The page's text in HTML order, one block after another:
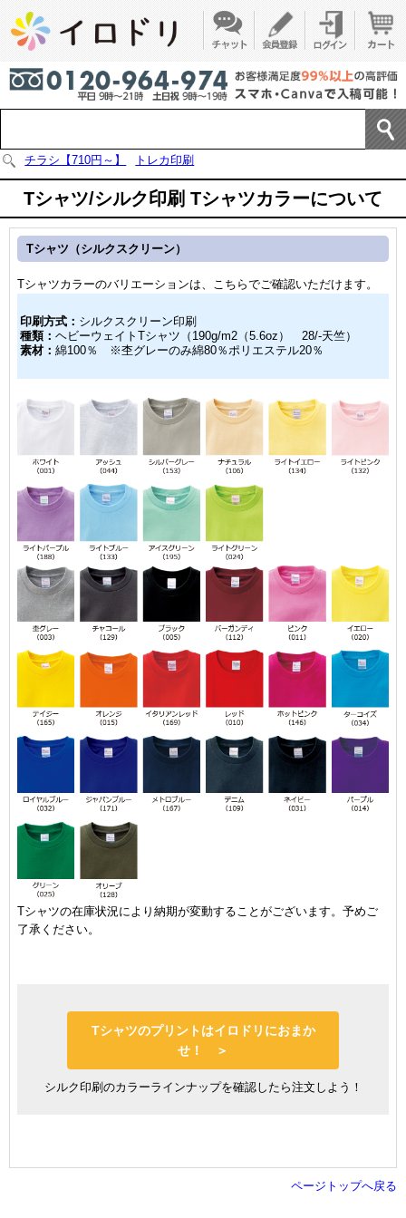
チラシ【710円～】 トレカ印刷
Tシャツ/シルク印刷 Tシャツカラーについて
Tシャツ（シルクスクリーン）
Tシャツカラーのバリエーションは、こちらでご確認いただけます。
印刷方式： シルクスクリーン印刷
種類： ヘビーウェイトTシャツ（190g/m2（5.6oz） 28/-天竺）
素材： 綿100％ ※杢グレーのみ綿80％ポリエステル20％
Tシャツの在庫状況により納期が変動することがございます。予めご
了承ください。
Tシャツのプリントはイロドリにおまか
せ！ ＞
シルク印刷のカラーラインナップを確認したら注文しよう！
ページトップへ戻る